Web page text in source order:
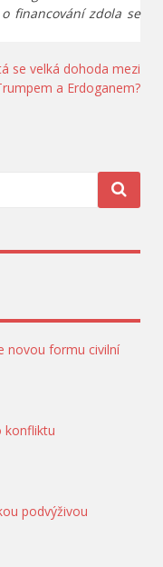
financování zdola se
se velká dohoda mezi
a Erdoganem?
novou formu civilní
konfliktu
podvýživou